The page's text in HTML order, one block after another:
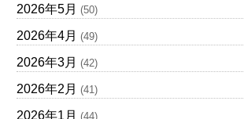
2026年5月 (50)
2026年4月 (49)
2026年3月 (42)
2026年2月 (41)
2026年1月 (44)